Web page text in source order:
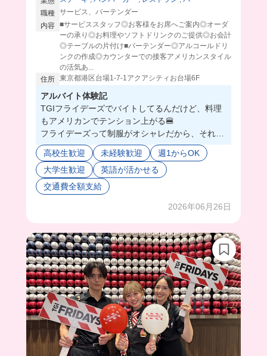
職種 サービス、バーテンダー
内容 ■サービススタッフ◎お客様をお席へご案内◎オーダ
ーの承り◎お料理やソフトドリンクのご提供◎お会計
◎テーブルの片付け■バーテンダー◎アルコールドリ
ンクの作成◎カウンターでの接客アメリカンスタイル
の活気あ...
住所 東京都港区台場1-7-1アクアシティお台場6F
アルバイト体験記
TGIフライデーズでバイトしてるんだけど、料理
もアメリカンでテンション上がる🍔
フライデーズって制服がオシャレだから、それだ
けでモチベ変わるわ。
テラス席がある店舗は、晴れてるとマジで気持ち
よく働けるから最高☀️✨
外国人のお客さんも多いから、ちょっと英語使っ
てみたりして良い経験になるし、スタッフの仲が
めちゃくちゃ良いから、シフト入るのがシンプル
分からないことがあっても先輩たちが秒で助けて
くれるから、バイト未経験でも全然いけると思
う！
新店舗もオープンするらしいから、気になる人は
応募してみて！
高校生歓迎 未経験歓迎
週1からOK
大学生歓迎
英語が活かせる
交通費全額支給
2026年06月26日